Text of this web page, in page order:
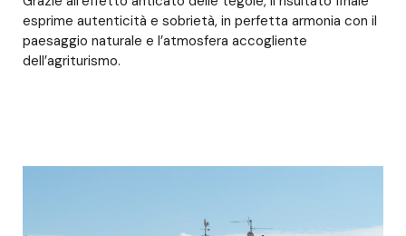
esprime autenticità e sobrietà, in perfetta armonia con il
paesaggio naturale e l’atmosfera accogliente
dell’agriturismo.